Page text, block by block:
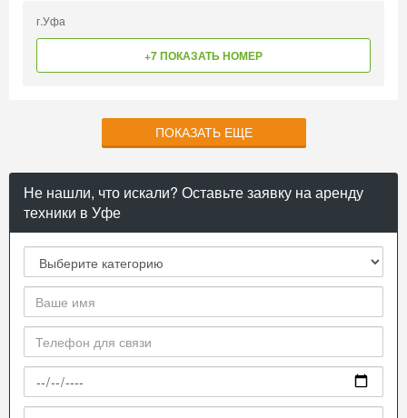
г.Уфа
+7 ПОКАЗАТЬ НОМЕР
ПОКАЗАТЬ ЕЩЕ
Не нашли, что искали? Оставьте заявку на аренду
техники в Уфе